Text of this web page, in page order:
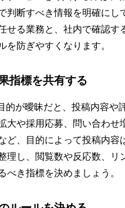
判断すべき情報を明確にし
せる業務と、社内で確認す
を防ぎやすくなります。
指標を共有する
的が曖昧だと、投稿内容や
大や採用応募、問い合わせ
ど、目的によって投稿内容
理し、閲覧数や反応数、リ
べき指標を決めましょう。